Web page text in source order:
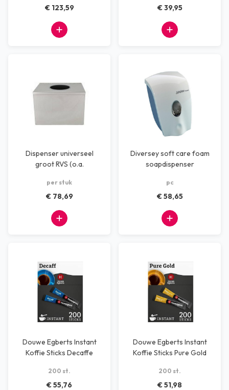
€ 123,59 € 39,95
Dispenser universeel
groot RVS (o.a.
per stuk
€ 78,69
Diversey soft care foam
soapdispenser
pc
€ 58,65
Douwe Egberts Instant
Koffie Sticks Decaffe
200 st.
€ 55,76
Douwe Egberts Instant
Koffie Sticks Pure Gold
200 st.
€ 51,98